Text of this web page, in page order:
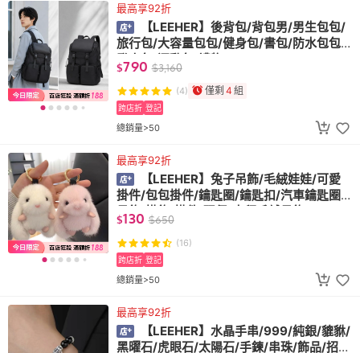
最高享92折
【LEEHER】後背包/背包男/男生包包/
旅行包/大容量包包/健身包/書包/防水包包/
登山包/運動包/禮物
$790 $3,160
(4) 僅剩 4 組
總銷量>50
跨店折 登記
最高享92折
【LEEHER】兔子吊飾/毛絨娃娃/可愛
掛件/包包掛件/鑰匙圈/鑰匙扣/汽車鑰匙圈/
吊飾/掛飾/掛件/玩偶/水貂毛絨吊飾
$130 $650
(16)
總銷量>50
跨店折 登記
最高享92折
【LEEHER】水晶手串/999/純銀/貔貅/
黑曜石/虎眼石/太陽石/手鍊/串珠/飾品/招財